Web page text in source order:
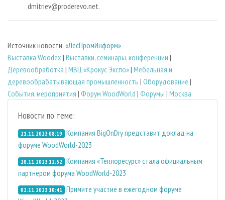
dmitriev@proderevo.net.
Источник новости: «ЛесПромИнформ»
Выставка Woodex | Выставки, семинары, конференции |
Деревообработка | МВЦ «Крокус Экспо»| Мебельная и
деревообрабатывающая промышленность | Оборудование |
События, мероприятия | Форум WoodWorld | Форумы | Москва
Новости по теме:
21.11.2023 08:19 Компания BigOnDry представит доклад на
форуме WoodWorld-2023
20.11.2023 12:52 Компания «Теплоресурс» стала официальным
партнером форума WoodWorld-2023
02.11.2023 10:41 Примите участие в ежегодном форуме